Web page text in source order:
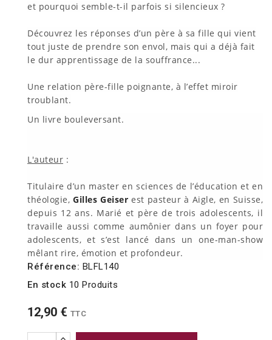
et pourquoi semble-t-il parfois si silencieux ?
Découvrez les réponses d’un père à sa fille qui vient
tout juste de prendre son envol, mais qui a déjà fait
le dur apprentissage de la souffrance...
Une relation père-fille poignante, à l’effet miroir
troublant.
Un livre bouleversant.
L'auteur :
Titulaire d’un master en sciences de l’éducation et en
théologie, Gilles Geiser est pasteur à Aigle, en Suisse,
depuis 12 ans. Marié et père de trois adolescents, il
travaille aussi comme aumônier dans un foyer pour
adolescents, et s’est lancé dans un one-man-show
mêlant rire, émotion et profondeur.
Référence: BLFL140
En stock 10 Produits
12,90 € TTC